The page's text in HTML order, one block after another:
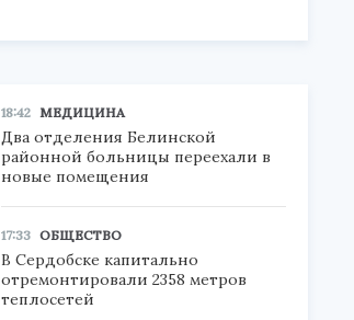
18:42 МЕДИЦИНА
Два отделения Белинской
районной больницы переехали в
новые помещения
17:33 ОБЩЕСТВО
В Сердобске капитально
отремонтировали 2358 метров
теплосетей